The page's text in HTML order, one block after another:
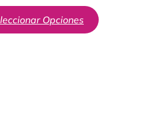
Opciones